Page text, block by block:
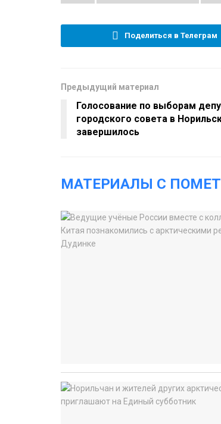
Поделиться в Телеграм
Предыдущий материал
Голосование по выборам
городского совета в
завершилось
МАТЕРИАЛЫ С